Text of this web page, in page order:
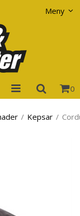
Meny
0
/ Kepsar /